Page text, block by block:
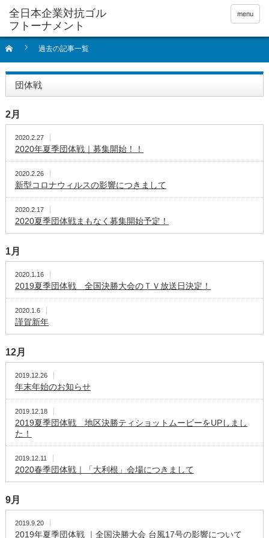
全日本企業対抗ゴル
フトーナメント
menu
過去の記事一覧
団体戦
2月
2020.2.27
2020年夏季団体戦｜募集開始！！
2020.2.26
新型コロナウィルスの影響につきまして
2020.2.17
2020夏季団体戦まもなく募集開始予定！
1月
2020.1.16
2019夏季団体戦 全国決勝大会のＴＶ放送日決定！
2020.1.6
謹賀新年
12月
2019.12.26
年末年始のお知らせ
2019.12.18
2019夏季団体戦 地区決勝ティショットムービーをUPしまし
た！
2019.12.11
2020春季団体戦｜「大利根」会場につきまして
9月
2019.9.20
2019年夏季団体戦 ｜全国決勝大会 台風17号の影響について